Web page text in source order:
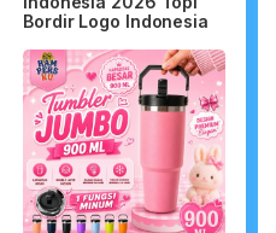
Bordir Logo Indonesia